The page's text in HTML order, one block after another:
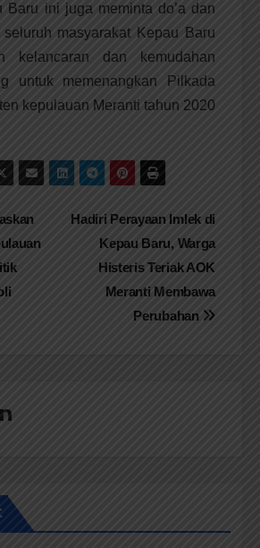
Baru ini juga meminta do’a dan
masyarakat Kepau Baru
kelancaran dan kemudahan
untuk memenangkan Pilkada
kepulauan Meranti tahun 2020
Hadiri Perayaan Imlek di
Kepau Baru, Warga
Histeris Teriak AOK
Meranti Membawa
Perubahan